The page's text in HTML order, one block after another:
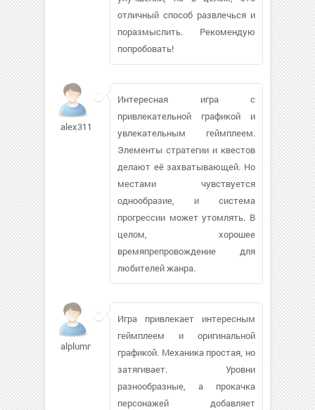
отличный способ развлечься и
поразмыслить. Рекомендую
попробовать!
alex311431
Интересная игра с
привлекательной графикой и
увлекательным геймплеем.
Элементы стратегии и квестов
делают её захватывающей. Но
местами чувствуется
однообразие, и система
прогрессии может утомлять. В
целом, хорошее
времяпрепровождение для
любителей жанра.
alplummer1
Игра привлекает интересным
геймплеем и оригинальной
графикой. Механика простая, но
затягивает. Уровни
разнообразные, а прокачка
персонажей добавляет